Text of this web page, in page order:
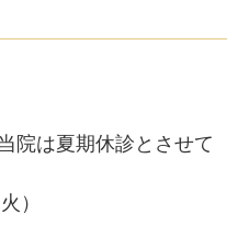
院は夏期休診とさせて
）